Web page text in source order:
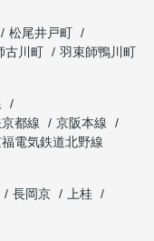
松尾井戸町
古川町
羽束師鴨川町
都線
京阪本線
電気鉄道北野線
長岡京
上桂